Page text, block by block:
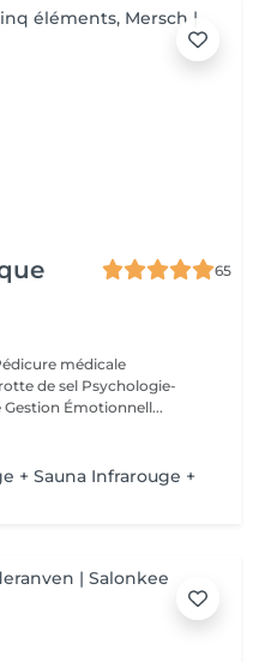
65
médicale
de sel Psychologie-
Émotionnell...
+ Sauna Infrarouge +